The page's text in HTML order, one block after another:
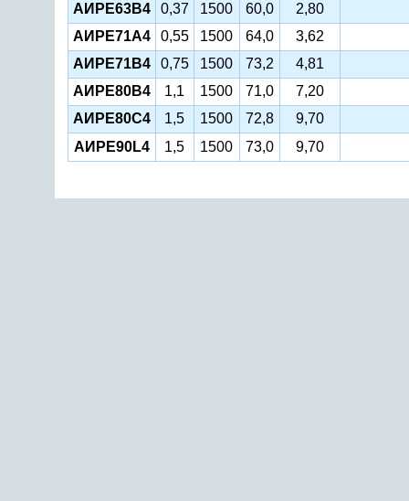
АИРЕ63В4
0,37 1500 60,0
2,80
АИРЕ71А4
0,55 1500 64,0
3,62
АИРЕ71В4
0,75 1500 73,2
4,81
АИРЕ80В4
1,1 1500 71,0
7,20
АИРЕ80С4
1,5 1500 72,8
9,70
AИРЕ90L4
1,5 1500 73,0 9,70